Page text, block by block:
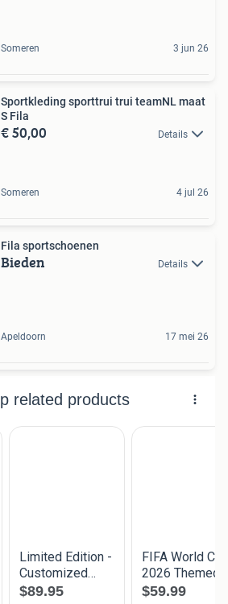
Someren 3 jun 26
Sportkleding sporttrui trui teamNL maat
S Fila
€ 50,00 Details
Someren 4 jul 26
Fila sportschoenen
Bieden Details
Apeldoorn 17 mei 26